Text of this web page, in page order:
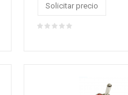
Solicitar precio